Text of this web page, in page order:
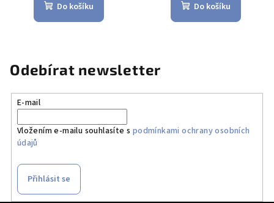
Do košíku Do košíku
Odebírat newsletter
E-mail
Vložením e-mailu souhlasíte s podmínkami ochrany osobních
údajů
Přihlásit se